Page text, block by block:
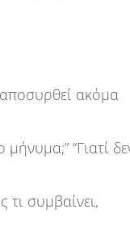
αποσυρθεί ακόμα
“Γιατί
τι συμβαίνει,